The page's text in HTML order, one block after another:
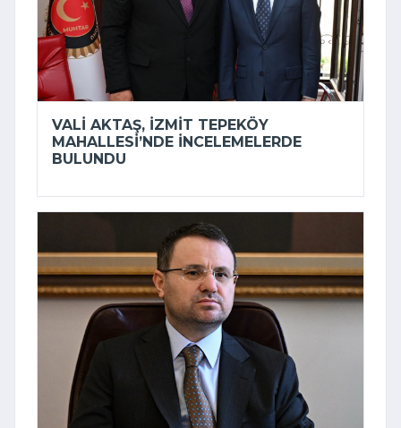
VALI AKTAŞ, İZMIT TEPEKÖY
MAHALLESI’NDE INCELEMELERDE
BULUNDU